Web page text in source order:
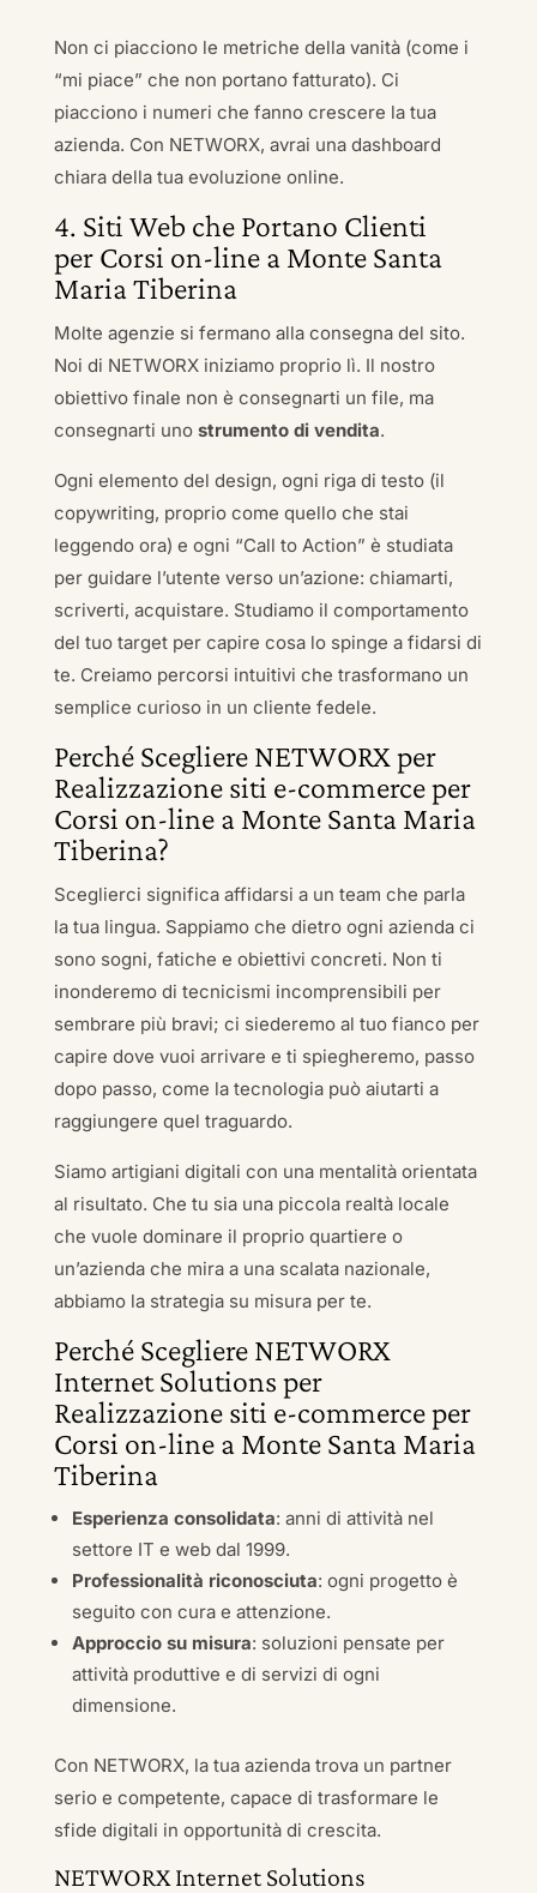
Non ci piacciono le metriche della vanità (come i
“mi piace” che non portano fatturato). Ci
piacciono i numeri che fanno crescere la tua
azienda. Con NETWORX, avrai una dashboard
chiara della tua evoluzione online.
4. Siti Web che Portano Clienti
per Corsi on-line a Monte Santa
Maria Tiberina
Molte agenzie si fermano alla consegna del sito.
Noi di NETWORX iniziamo proprio lì. Il nostro
obiettivo finale non è consegnarti un file, ma
consegnarti uno strumento di vendita.
Ogni elemento del design, ogni riga di testo (il
copywriting, proprio come quello che stai
leggendo ora) e ogni “Call to Action” è studiata
per guidare l’utente verso un’azione: chiamarti,
scriverti, acquistare. Studiamo il comportamento
del tuo target per capire cosa lo spinge a fidarsi di
te. Creiamo percorsi intuitivi che trasformano un
semplice curioso in un cliente fedele.
Perché Scegliere NETWORX per
Realizzazione siti e-commerce per
Corsi on-line a Monte Santa Maria
Tiberina?
Sceglierci significa affidarsi a un team che parla
la tua lingua. Sappiamo che dietro ogni azienda ci
sono sogni, fatiche e obiettivi concreti. Non ti
inonderemo di tecnicismi incomprensibili per
sembrare più bravi; ci siederemo al tuo fianco per
capire dove vuoi arrivare e ti spiegheremo, passo
dopo passo, come la tecnologia può aiutarti a
raggiungere quel traguardo.
Siamo artigiani digitali con una mentalità orientata
al risultato. Che tu sia una piccola realtà locale
che vuole dominare il proprio quartiere o
un’azienda che mira a una scalata nazionale,
abbiamo la strategia su misura per te.
Perché Scegliere NETWORX
Internet Solutions per
Realizzazione siti e-commerce per
Corsi on-line a Monte Santa Maria
Tiberina
Esperienza consolidata: anni di attività nel
settore IT e web dal 1999.
Professionalità riconosciuta: ogni progetto è
seguito con cura e attenzione.
Approccio su misura: soluzioni pensate per
attività produttive e di servizi di ogni
dimensione.
Con NETWORX, la tua azienda trova un partner
serio e competente, capace di trasformare le
sfide digitali in opportunità di crescita.
NETWORX Internet Solutions